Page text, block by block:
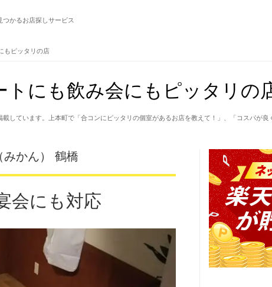
つかるお店探しサービス
もピッタリの店
トにも飲み会にもピッタリの
しています。上本町で「合コンにピッタリの個室があるお店を教えて！」、「コスパが
みかん） 鶴橋
会にも対応